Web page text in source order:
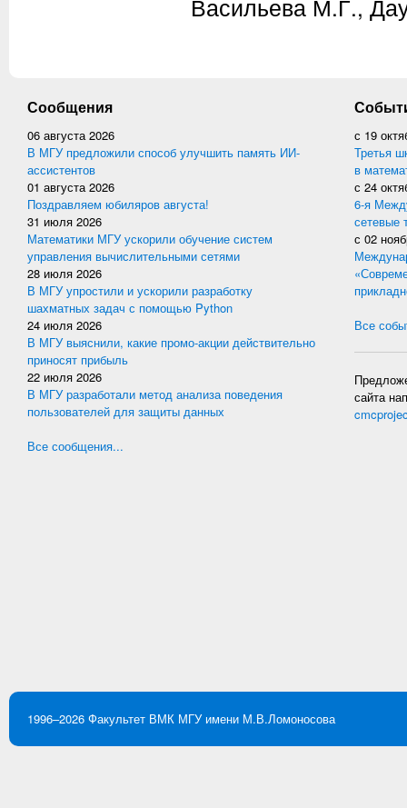
Васильева М.Г.,
Сообщения
06 августа 2026
В МГУ предложили способ улучшить память ИИ-
ассистентов
01 августа 2026
Поздравляем юбиляров августа!
31 июля 2026
Математики МГУ ускорили обучение систем
управления вычислительными сетями
28 июля 2026
В МГУ упростили и ускорили разработку
шахматных задач с помощью Python
24 июля 2026
В МГУ выяснили, какие промо-акции действительно
приносят прибыль
22 июля 2026
В МГУ разработали метод анализа поведения
пользователей для защиты данных
Все сообщения...
с 19
Третья
в
с 24
6-я
сетевые
с 02
Все
сайта
1996–2026 Факультет ВМК МГУ имени М.В.Ломоносова